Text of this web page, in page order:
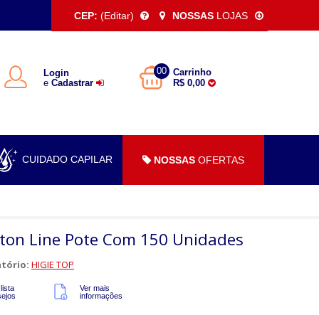
CEP: (Editar) NOSSAS LOJAS
Login
e Cadastrar
00
Carrinho
R$ 0,00
CUIDADO CAPILAR NOSSAS OFERTAS
Line Pote Com 150 Unidades
HIGIE TOP
Ver mais
informações